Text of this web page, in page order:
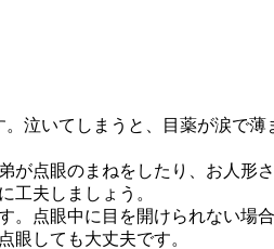
泣いてしまうと、目薬が涙で
点眼のまねをしたり、お人形
工夫しましょう。
点眼中に目を開けられない場
眼しても大丈夫です。